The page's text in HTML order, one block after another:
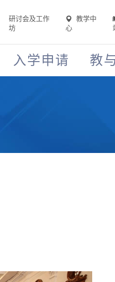
研讨会及工作
坊
教学中
心
入学申请 教